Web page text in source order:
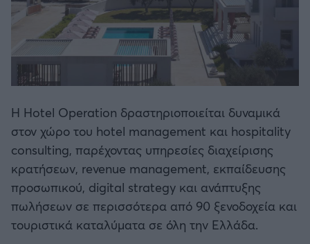
Η Hotel Operation δραστηριοποιείται δυναμικά
στον χώρο του hotel management και hospitality
consulting, παρέχοντας υπηρεσίες διαχείρισης
κρατήσεων, revenue management, εκπαίδευσης
προσωπικού, digital strategy και ανάπτυξης
πωλήσεων σε περισσότερα από 90 ξενοδοχεία και
τουριστικά καταλύματα σε όλη την Ελλάδα.